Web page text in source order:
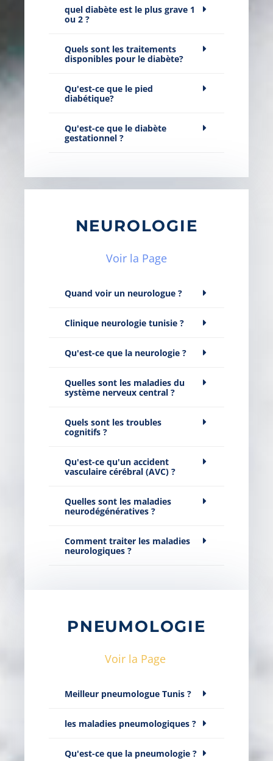
quel diabète est le plus grave 1
ou 2 ?
Quels sont les traitements
disponibles pour le diabète?
Qu'est-ce que le pied
diabétique?
Qu'est-ce que le diabète
gestationnel ?
NEUROLOGIE
Voir la Page
Quand voir un neurologue ?
Clinique neurologie tunisie ?
Qu'est-ce que la neurologie ?
Quelles sont les maladies du
système nerveux central ?
Quels sont les troubles
cognitifs ?
Qu'est-ce qu'un accident
vasculaire cérébral (AVC) ?
Quelles sont les maladies
neurodégénératives ?
Comment traiter les maladies
neurologiques ?
PNEUMOLOGIE
Voir la Page
Meilleur pneumologue Tunis ?
les maladies pneumologiques ?
Qu'est-ce que la pneumologie ?